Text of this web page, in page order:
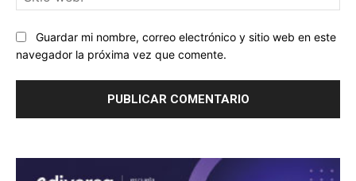
Guardar mi nombre, correo electrónico y sitio web en este
navegador la próxima vez que comente.